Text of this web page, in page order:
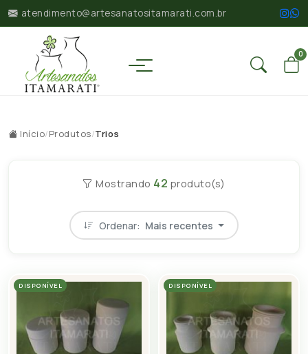
atendimento@artesanatositamarati.com.br
0
Início/Produtos/Trios
Mostrando 42 produto(s)
Ordenar: Mais recentes
DISPONÍVEL DISPONÍVEL